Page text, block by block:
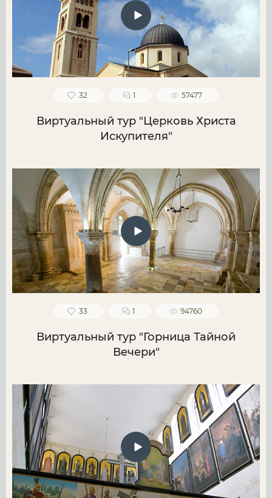
32 1 57477
Виртуальный тур "Церковь Христа
Искупителя"
33 1 94760
Виртуальный тур "Горница Тайной
Вечери"